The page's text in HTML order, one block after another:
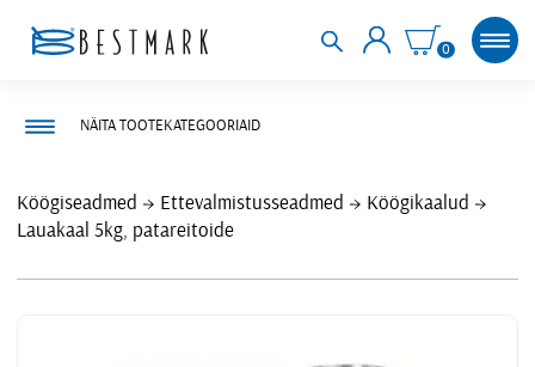
0
Köögiseadmed Ettevalmistusseadmed
Köögikaalud
Lauakaal 5kg, patareitoide
NÄITA TOOTEKATEGOORIAID